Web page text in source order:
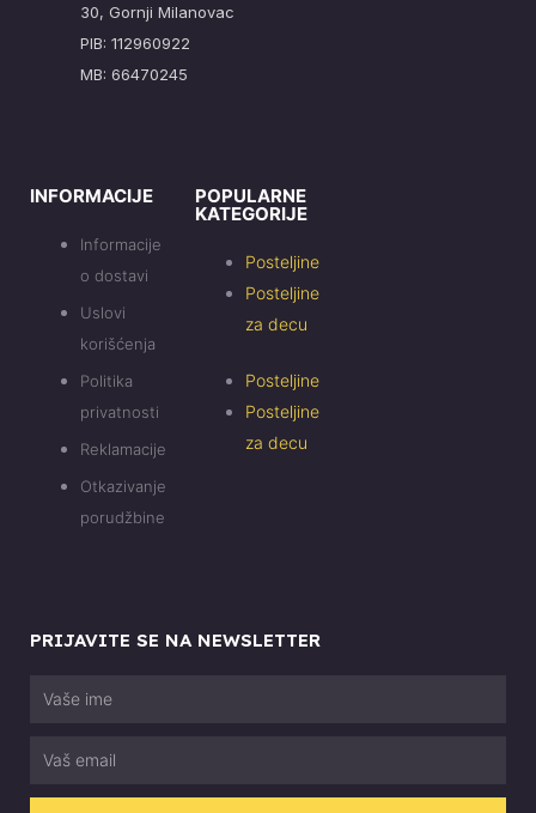
30, Gornji Milanovac
PIB: 112960922
MB: 66470245
INFORMACIJE
Informacije
o dostavi
Uslovi
korišćenja
Politika
privatnosti
Reklamacije
Otkazivanje
porudžbine
POPULARNE
KATEGORIJE
Posteljine
Posteljine
za decu
Posteljine
Posteljine
za decu
PRIJAVITE SE NA NEWSLETTER